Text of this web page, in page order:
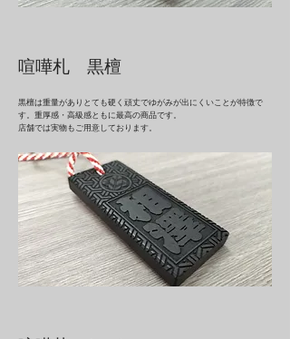
喧嘩札 黒檀
黒檀は重量がありとても硬く頑丈でゆがみが出にくいことが特徴で
す。重厚感・高級感ともに最高の商品です。
店舗では実物もご用意しております。